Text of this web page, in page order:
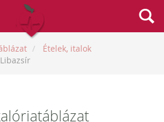
Ételek, italok
Libazsír